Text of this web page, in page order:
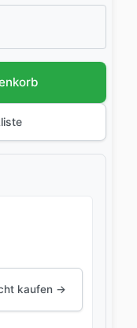
kaufen →